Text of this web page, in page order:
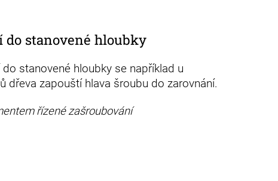
do stanovené hloubky
stanovené hloubky se například u
dřeva zapouští hlava šroubu do zarovnání.
řízené zašroubování